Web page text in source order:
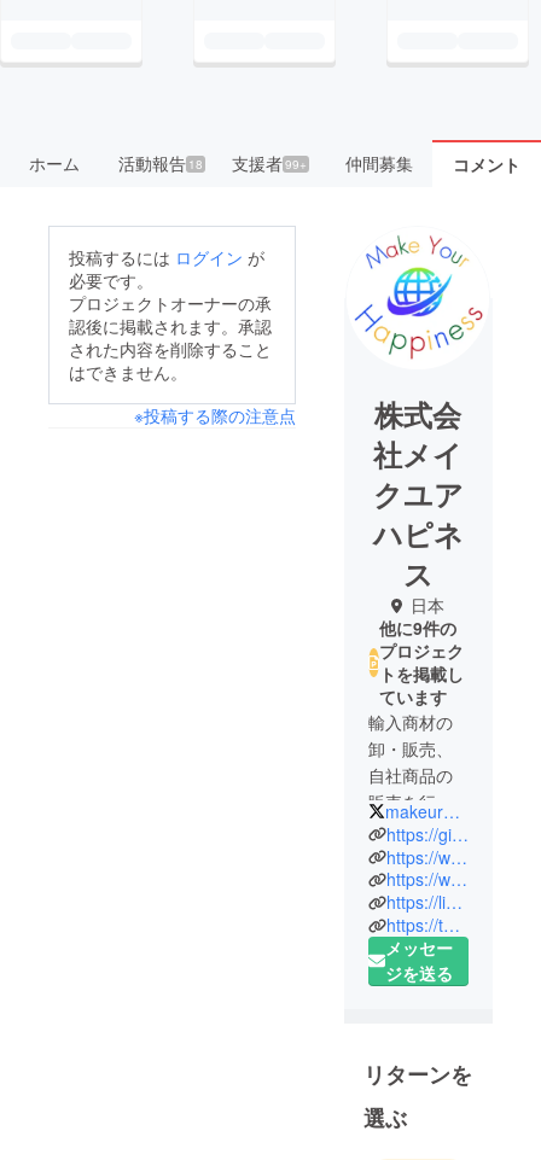
ホーム 活動報告18 支援者99+ 仲間募集 コメント
投稿するには ログイン が
必要です。
プロジェクトオーナーの承
認後に掲載されます。承認
された内容を削除すること
はできません。
※投稿する際の注意点
株式会
社メイ
クユア
ハピネ
ス
日本
他に9件の
プロジェク
トを掲載し
ています
輸入商材の
卸・販売、
自社商品の
販売を行
なっており
ます。弊社
の会社名で
あるメイク
ユアハピネ
スは、「あ
なたの幸せ
意味になり
ます。使い
手の目線か
makeurhappines
https://ginosvate.net/
https://www.facebook.com/m1insole
https://www.instagram.com/m1insole/
https://lin.ee/yNi8k0u
https://twitter.com/m1insole
メッセー
ジを送る
リターンを
選ぶ